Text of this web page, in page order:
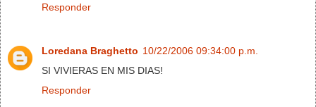
Responder
Loredana Braghetto 10/22/2006 09:34:00 p.m.
SI VIVIERAS EN MIS DIAS!
Responder